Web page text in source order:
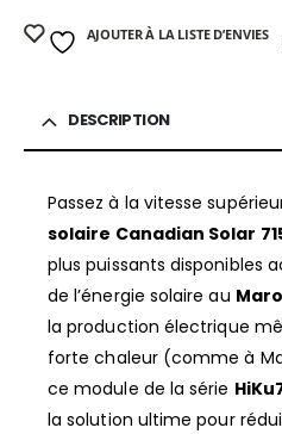
AJOUTER À LA LISTE D’ENVIES
DESCRIPTION
Passez à la vitesse
solaire Canadian Solar
plus puissants disponibles
de l’énergie solaire au
la production électrique
forte chaleur (comme à
ce module de la série
la solution ultime pour